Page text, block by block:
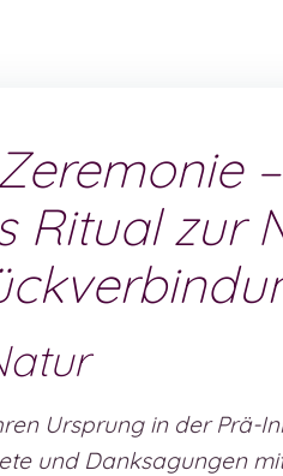
Ritual zur
Ursprung in der Prä-
und Danksagungen